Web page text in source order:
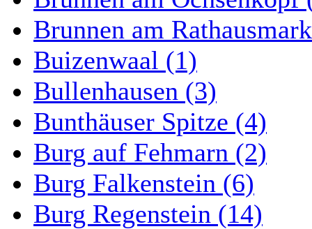
Brunnen am
Buizenwaal (1)
Bullenhausen (3)
Bunthäuser Spitze (4)
Burg auf Fehmarn (2)
Burg Falkenstein (6)
Burg Regenstein (14)